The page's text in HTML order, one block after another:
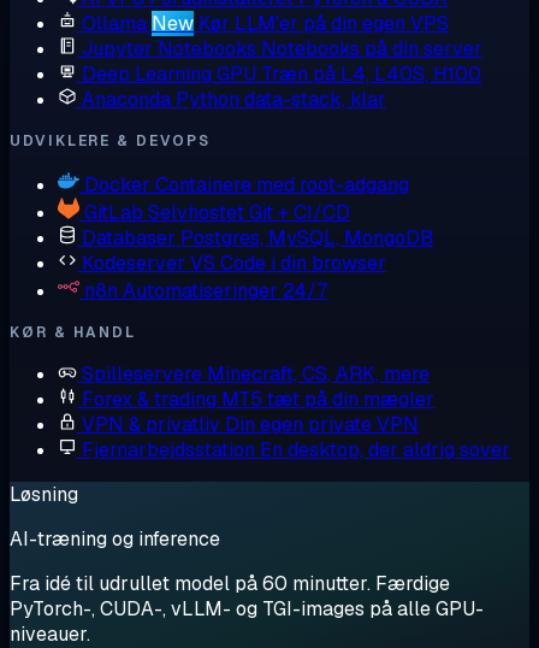
Ollama New Kør LLM'er på din egen VPS
Jupyter Notebooks Notebooks på din server
Deep Learning GPU Træn på L4, L40S, H100
Anaconda Python data-stack, klar
UDVIKLERE & DEVOPS
Docker Containere med root-adgang
GitLab Selvhostet Git + CI/CD
Databaser Postgres, MySQL, MongoDB
Kodeserver VS Code i din browser
n8n Automatiseringer 24/7
KØR & HANDL
Spilleservere Minecraft, CS, ARK, mere
Forex & trading MT5 tæt på din mægler
VPN & privatliv Din egen private VPN
Fjernarbejdsstation En desktop, der aldrig sover
Løsning
AI-træning og inference
Fra idé til udrullet model på 60 minutter. Færdige
PyTorch-, CUDA-, vLLM- og TGI-images på alle GPU-
niveauer.